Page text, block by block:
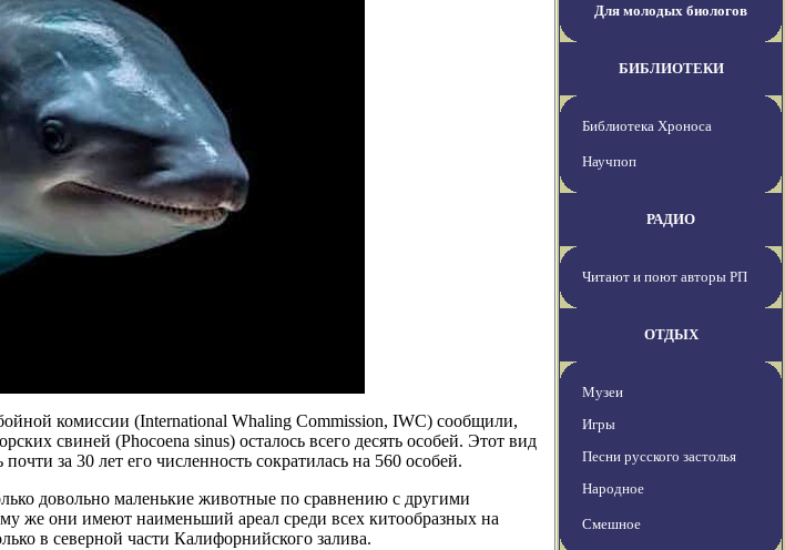
комиссии (International Whaling Commission, IWC) сообщили,
свиней (Phocoena sinus) осталось всего десять особей. Этот вид
за 30 лет его численность сократилась на 560 особей.
довольно маленькие животные по сравнению с другими
же они имеют наименьший ареал среди всех китообразных на
в северной части Калифорнийского залива.
Для молодых биологов
БИБЛИОТЕКИ
Библиотека Хроноса
Научпоп
РАДИО
Читают и поют авторы РП
ОТДЫХ
Музеи
Игры
Песни русского застолья
Народное
Смешное